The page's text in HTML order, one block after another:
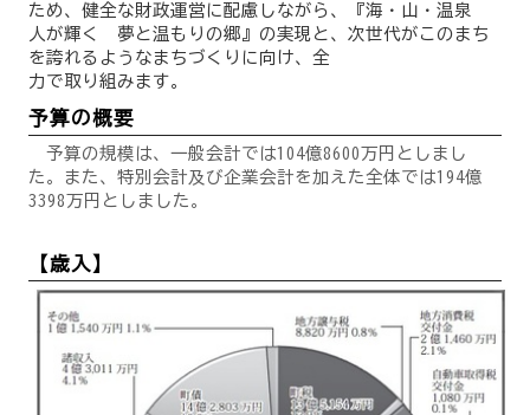
ため、健全な財政運営に配慮しながら、『海・山・温泉
人が輝く 夢と温もりの郷』の実現と、次世代がこのまち
を誇れるようなまちづくりに向け、全
力で取り組みます。
予算の概要
予算の規模は、一般会計では104億8600万円としまし
た。また、特別会計及び企業会計を加えた全体では194億
3398万円としました。
【歳入】